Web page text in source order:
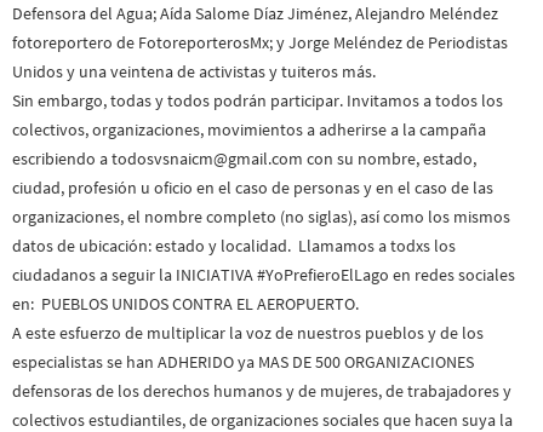
Defensora del Agua; Aída Salome Díaz Jiménez, Alejandro Meléndez
fotoreportero de FotoreporterosMx; y Jorge Meléndez de Periodistas
Unidos y una veintena de activistas y tuiteros más.
Sin embargo, todas y todos podrán participar. Invitamos a todos los
colectivos, organizaciones, movimientos a adherirse a la campaña
escribiendo a todosvsnaicm@gmail.com con su nombre, estado,
ciudad, profesión u oficio en el caso de personas y en el caso de las
organizaciones, el nombre completo (no siglas), así como los mismos
datos de ubicación: estado y localidad. Llamamos a todxs los
ciudadanos a seguir la INICIATIVA #YoPrefieroElLago en redes sociales
en: PUEBLOS UNIDOS CONTRA EL AEROPUERTO.
A este esfuerzo de multiplicar la voz de nuestros pueblos y de los
especialistas se han ADHERIDO ya MAS DE 500 ORGANIZACIONES
defensoras de los derechos humanos y de mujeres, de trabajadores y
colectivos estudiantiles, de organizaciones sociales que hacen suya la